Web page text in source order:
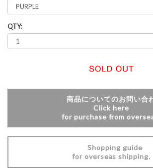
QTY:
商品についてのお問い合
Click here
for purchase from
Shopping guide
for overseas shipping.